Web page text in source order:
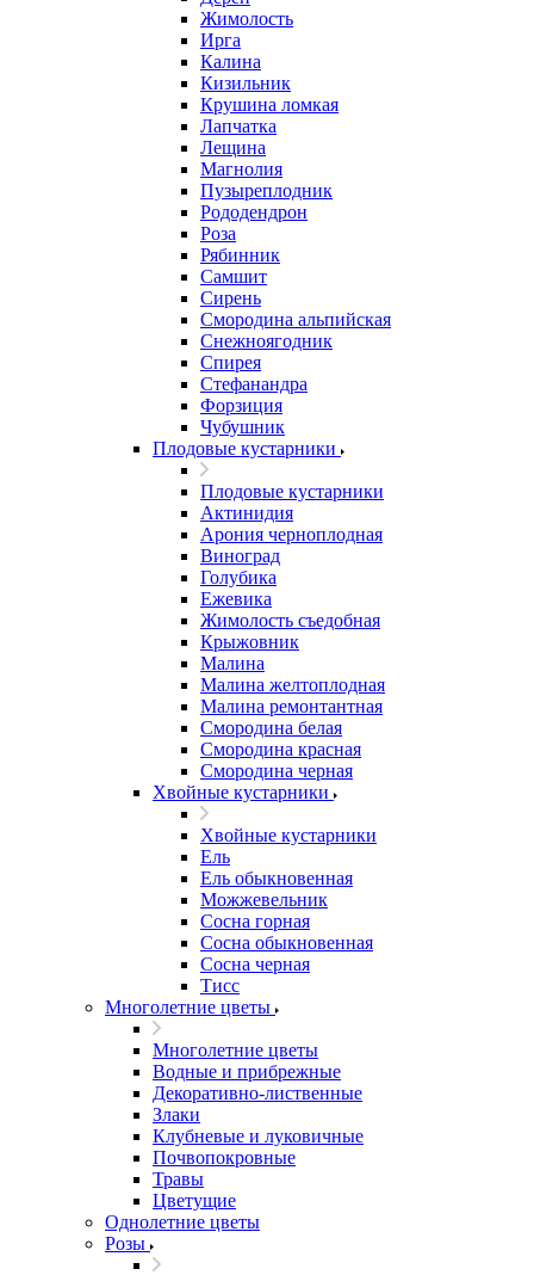
Жимолость
Ирга
Калина
Кизильник
Крушина ломкая
Лапчатка
Лещина
Магнолия
Пузыреплодник
Рододендрон
Роза
Рябинник
Самшит
Сирень
Смородина альпийская
Снежноягодник
Спирея
Стефанандра
Форзиция
Чубушник
Плодовые кустарники
Плодовые кустарники
Актинидия
Арония черноплодная
Виноград
Голубика
Ежевика
Жимолость съедобная
Крыжовник
Малина
Малина желтоплодная
Малина ремонтантная
Смородина белая
Смородина красная
Смородина черная
Хвойные кустарники
Хвойные кустарники
Ель
Ель обыкновенная
Можжевельник
Сосна горная
Сосна обыкновенная
Сосна черная
Тисс
Многолетние цветы
Многолетние цветы
Водные и прибрежные
Декоративно-лиственные
Злаки
Клубневые и луковичные
Почвопокровные
Травы
Цветущие
Однолетние цветы
Розы